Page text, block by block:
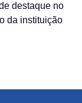
destaque no
da instituição